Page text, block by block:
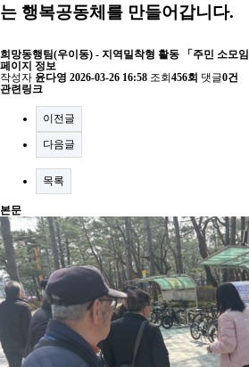
는 행복공동체를 만들어갑니다.
희망동행팀(우이동) - 지역밀착형 활동 「주민 소모임
페이지 정보
작성자 윤다영 2026-03-26 16:58 조회 456회 댓글0건
관련링크
이전글
다음글
목록
본문